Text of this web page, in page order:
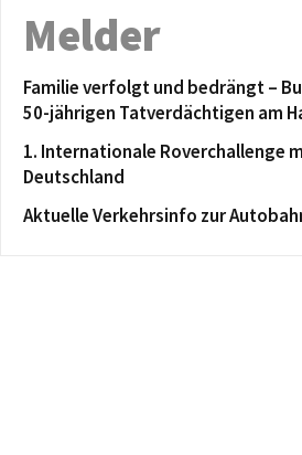
Melder
Familie verfolgt und bedrängt –
50-jährigen Tatverdächtigen am
1. Internationale Roverchallenge
Deutschland
Aktuelle Verkehrsinfo zur